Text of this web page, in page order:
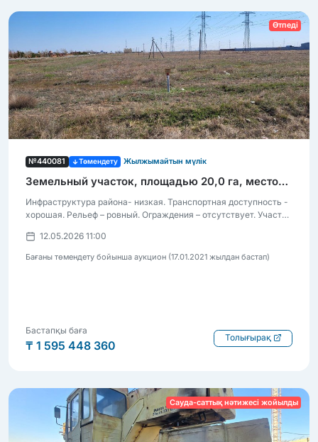
Өтпеді
№440081 Төмендету Жылжымайтын мүлік
Земельный участок, площадью 20,0 га, местонахождение – Акмолинская область, Целиноградский район, в административных границах Караоткельского сельского округа, 018 квартал, уч.366. Кадастровый номер земельного участка: 01:011:018:366. Целевое назначение: строительство и эксплуатация объектов.
Инфраструктура района- низкая. Транспортная доступность -
хорошая. Рельеф – ровный. Ограждения – отсутствует. Участок
Вблизи границ г.Астаны, по участку проходит 2 (два) двух
цепных ВЛ-110кВ.
12.05.2026 11:00
Бағаны төмендету бойынша аукцион (17.01.2021 жылдан бастап)
Бастапқы баға
₸ 1 595 448 360
Толығырақ
Сауда-саттық нәтижесі жойылды